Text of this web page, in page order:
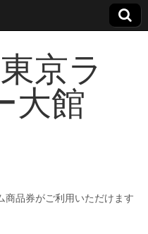
京ラ
大館
商品券がご利用いただけます